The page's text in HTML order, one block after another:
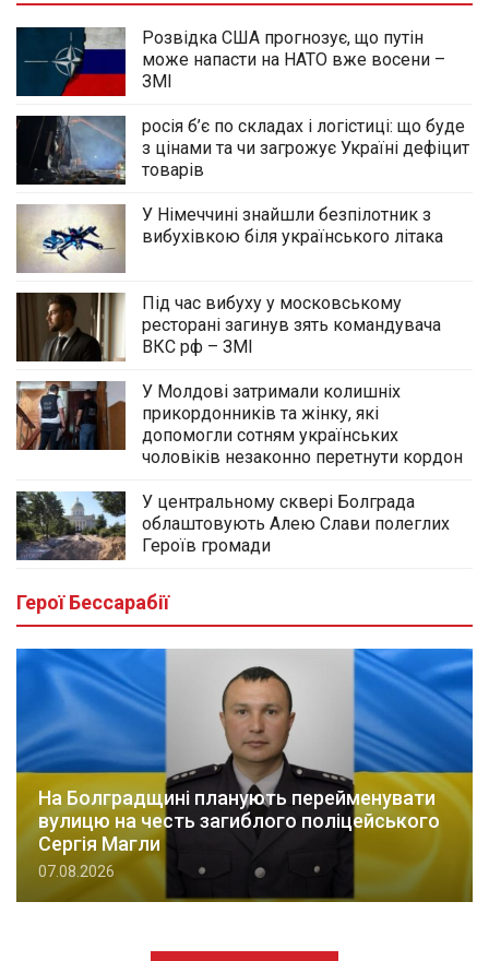
Розвідка США прогнозує, що путін
може напасти на НАТО вже восени –
ЗМІ
росія б’є по складах і логістиці: що буде
з цінами та чи загрожує Україні дефіцит
товарів
У Німеччині знайшли безпілотник з
вибухівкою біля українського літака
Під час вибуху у московському
ресторані загинув зять командувача
ВКС рф – ЗМІ
У Молдові затримали колишніх
прикордонників та жінку, які
допомогли сотням українських
чоловіків незаконно перетнути кордон
У центральному сквері Болграда
облаштовують Алею Слави полеглих
Героїв громади
Герої Бессарабії
На Болградщині планують перейменувати
вулицю на честь загиблого поліцейського
Сергія Магли
07.08.2026